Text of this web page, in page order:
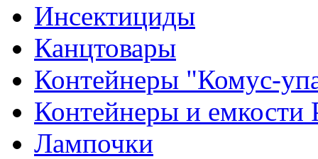
Инсектициды
Канцтовары
Контейнеры "Комус-
Контейнеры и емкости
Лампочки